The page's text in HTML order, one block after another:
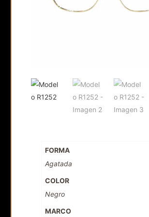
FORMA
Agatada
COLOR
Negro
MARCO